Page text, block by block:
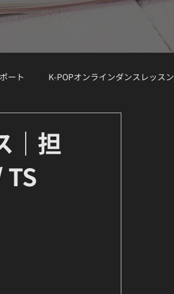
ート K-POPオンラインダンスレッスン
POPボーカルクラス
｜担